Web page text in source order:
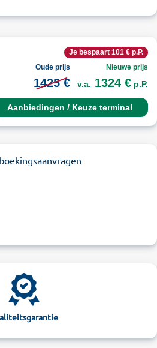
Je bespaart 101 € p.P.
Oude prijs
1425 €
Nieuwe prijs
v.a. 1324 € p.P.
Aanbiedingen / Keuze terminal